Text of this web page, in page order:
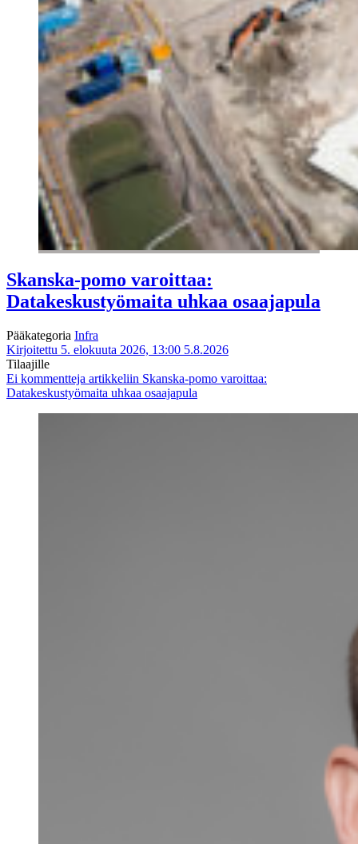
Skanska-pomo varoittaa:
Datakeskustyömaita uhkaa osaajapula
Pääkategoria Infra
Kirjoitettu 5. elokuuta 2026, 13:00 5.8.2026
Tilaajille
Ei kommentteja artikkeliin Skanska-pomo varoittaa:
Datakeskustyömaita uhkaa osaajapula